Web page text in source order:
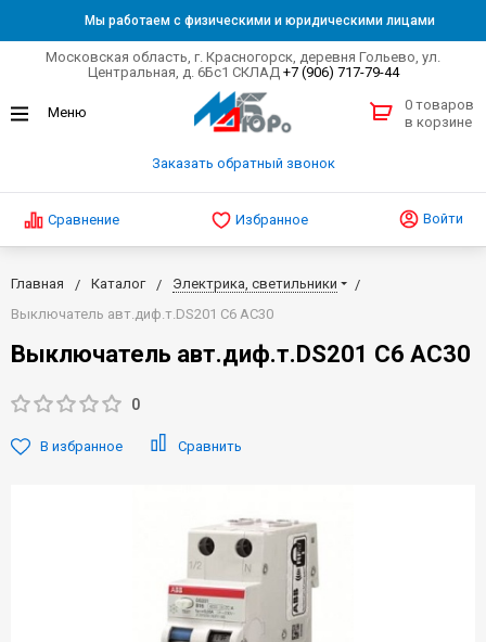
Мы работаем с физическими и юридическими лицами
Московская область, г. Красногорск, деревня Гольево, ул.
Центральная, д. 6Бс1 СКЛАД +7 (906) 717-79-44
Заказать обратный звонок
0 товаров
в корзине
Сравнение Избранное Войти
Главная Каталог
Электрика, светильники
Выключатель авт.диф.т.DS201 C6 АС30
Выключатель авт.диф.т.DS201 C6 АС30
0
В избранное Сравнить